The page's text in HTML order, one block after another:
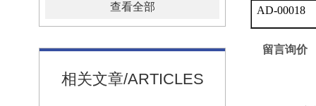
查看全部
相关文章/ARTICLES
AD-00018
留言询价